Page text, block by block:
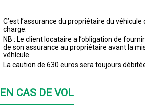
C’est l’assurance du propriétaire du véhicule
charge.
NB : Le client locataire a l’obligation de
de son assurance au propriétaire avant la
véhicule.
La caution de 630 euros sera toujours
EN CAS DE VOL